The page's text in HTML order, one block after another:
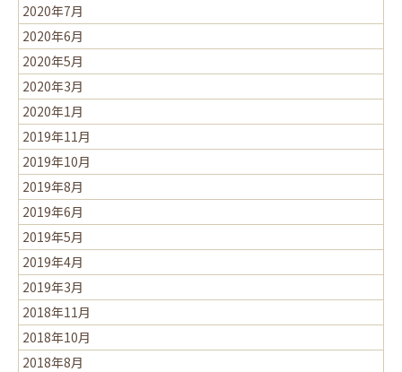
2020年7月
2020年6月
2020年5月
2020年3月
2020年1月
2019年11月
2019年10月
2019年8月
2019年6月
2019年5月
2019年4月
2019年3月
2018年11月
2018年10月
2018年8月